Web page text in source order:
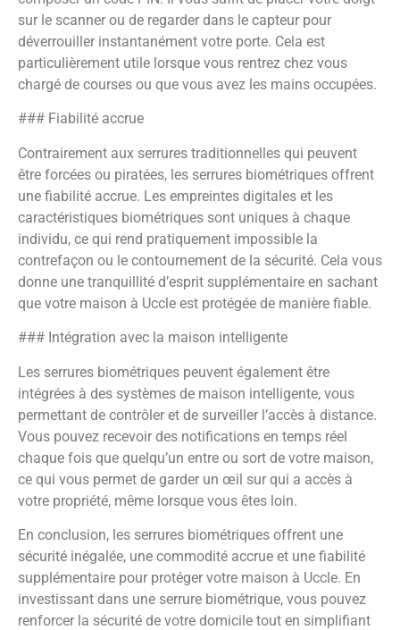
sur le scanner ou de regarder dans le capteur pour
déverrouiller instantanément votre porte. Cela est
particulièrement utile lorsque vous rentrez chez vous
chargé de courses ou que vous avez les mains occupées.
### Fiabilité accrue
Contrairement aux serrures traditionnelles qui peuvent
être forcées ou piratées, les serrures biométriques offrent
une fiabilité accrue. Les empreintes digitales et les
caractéristiques biométriques sont uniques à chaque
individu, ce qui rend pratiquement impossible la
contrefaçon ou le contournement de la sécurité. Cela vous
donne une tranquillité d’esprit supplémentaire en sachant
que votre maison à Uccle est protégée de manière fiable.
### Intégration avec la maison intelligente
Les serrures biométriques peuvent également être
intégrées à des systèmes de maison intelligente, vous
permettant de contrôler et de surveiller l’accès à distance.
Vous pouvez recevoir des notifications en temps réel
chaque fois que quelqu’un entre ou sort de votre maison,
ce qui vous permet de garder un œil sur qui a accès à
votre propriété, même lorsque vous êtes loin.
En conclusion, les serrures biométriques offrent une
sécurité inégalée, une commodité accrue et une fiabilité
supplémentaire pour protéger votre maison à Uccle. En
investissant dans une serrure biométrique, vous pouvez
renforcer la sécurité de votre domicile tout en simplifiant